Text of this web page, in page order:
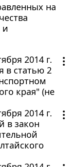
на
и
2014 г.
в статью 2
края" (не
2014 г.
в закон